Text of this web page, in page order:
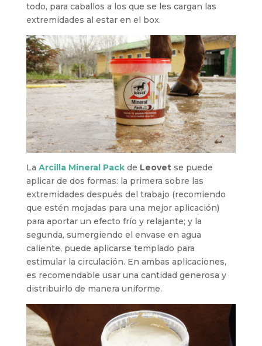
todo, para caballos a los que se les cargan las
extremidades al estar en el box.
La Arcilla Mineral Packde Leovetse puede
aplicar de dos formas: la primera sobre las
extremidades después del trabajo (recomiendo
que estén mojadas para una mejor aplicación)
para aportar un efecto frío y relajante; y la
segunda, sumergiendo el envase en agua
caliente, puede aplicarse templado para
estimular la circulación. En ambas aplicaciones,
es recomendable usar una cantidad generosa y
distribuirlo de manera uniforme.